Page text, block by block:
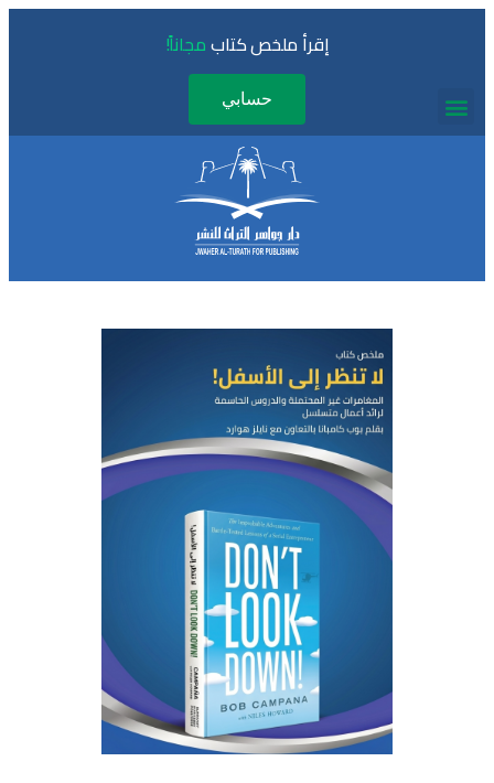
إقرأ ملخص كتابمجاناً!
حسابي